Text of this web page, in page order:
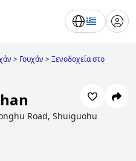
> Γουχάν >Ξενοδοχεία στο
Road, Shuiguohu